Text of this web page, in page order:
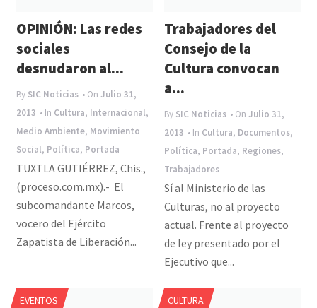
OPINIÓN: Las redes
sociales
desnudaron al...
By SIC Noticias • OnJulio 31,
2013 • In Cultura, Internacional,
Medio Ambiente, Movimiento
Social, Política, Portada
TUXTLA GUTIÉRREZ, Chis.,
(proceso.com.mx).- El
subcomandante Marcos,
vocero del Ejército
Zapatista de Liberación...
Trabajadores del
Consejo de la
Cultura convocan
a...
By SIC Noticias • OnJulio 31,
2013 • In Cultura, Documentos,
Política, Portada, Regiones,
Trabajadores
Sí al Ministerio de las
Culturas, no al proyecto
actual. Frente al proyecto
de ley presentado por el
Ejecutivo que...
EVENTOS CULTURA